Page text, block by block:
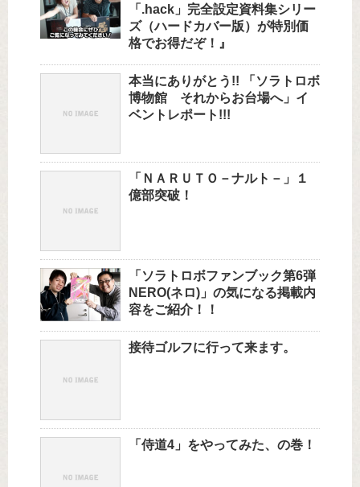
「.hack」完全設定資料集シリー
ズ（ハードカバー版）が特別価
格でお得だぞ！』
本当にありがとう!! 「ソラトロボ
博物館 それからお台場へ」イ
ベントレポート!!!
「ＮＡＲＵＴＯ－ナルト－」１
億部突破！
「ソラトロボファンブック第6弾
NERO(ネロ)」の気になる掲載内
容をご紹介！！
接待ゴルフに行って来ます。
「侍道4」をやってみた、の巻！